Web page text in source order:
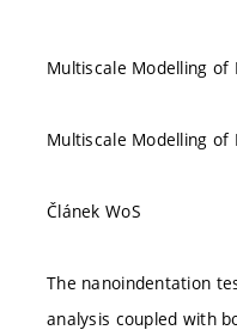
Multiscale Modelling
Multiscale Modelling
Článek WoS
The nanoindentation
analysis coupled with